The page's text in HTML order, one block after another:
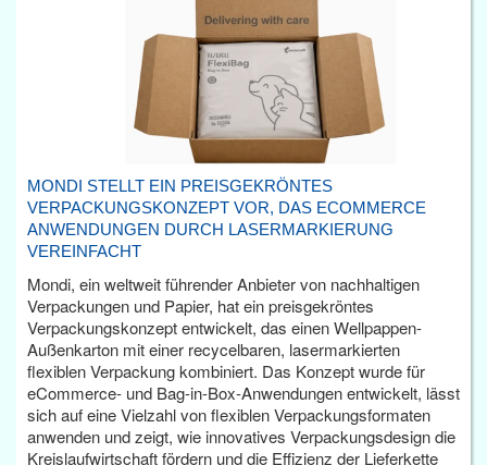
MONDI STELLT EIN PREISGEKRÖNTES
VERPACKUNGSKONZEPT VOR, DAS ECOMMERCE
ANWENDUNGEN DURCH LASERMARKIERUNG
VEREINFACHT
Mondi, ein weltweit führender Anbieter von nachhaltigen
Verpackungen und Papier, hat ein preisgekröntes
Verpackungskonzept entwickelt, das einen Wellpappen-
Außenkarton mit einer recycelbaren, lasermarkierten
flexiblen Verpackung kombiniert. Das Konzept wurde für
eCommerce- und Bag-in-Box-Anwendungen entwickelt, lässt
sich auf eine Vielzahl von flexiblen Verpackungsformaten
anwenden und zeigt, wie innovatives Verpackungsdesign die
Kreislaufwirtschaft fördern und die Effizienz der Lieferkette